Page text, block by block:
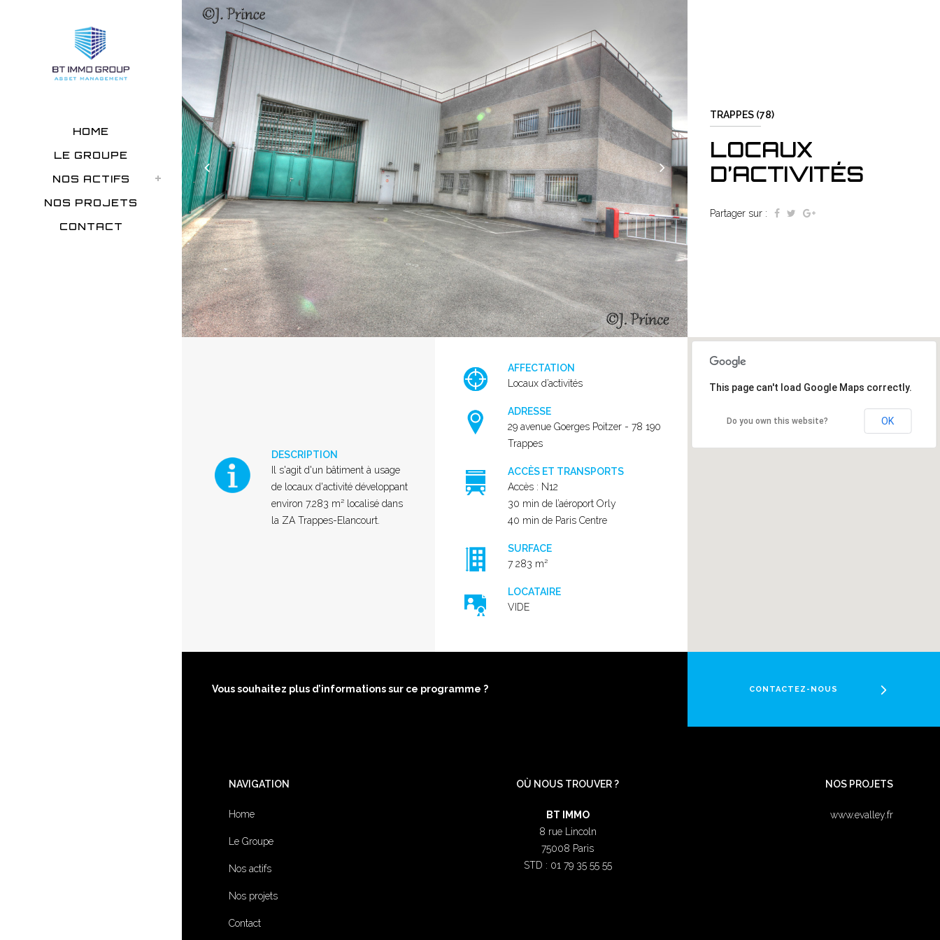
HOME
LE GROUPE
NOS ACTIFS
NOS PROJETS
CONTACT
TRAPPES (78)
LOCAUX
D’ACTIVITÉS
Partager sur :
DESCRIPTION
Il s'agit d'un bâtiment à usage
de locaux d'activité développant
environ 7.283 m² localisé dans
la ZA Trappes-Elancourt.
AFFECTATION
Locaux d’activités
ADRESSE
29 avenue Goerges Poitzer - 78 190
Trappes
ACCÈS ET TRANSPORTS
Accès : N12
30 min de l’aéroport Orly
40 min de Paris Centre
SURFACE
7 283 m²
LOCATAIRE
VIDE
This page can't load Google Maps correctly.
Do you own this website? OK
Vous souhaitez plus d’informations sur ce programme ? CONTACTEZ-NOUS
NAVIGATION
Home
Le Groupe
Nos actifs
Nos projets
Contact
OÙ NOUS TROUVER ?
BT IMMO
8 rue Lincoln
75008 Paris
STD : 01 79 35 55 55
NOS PROJETS
www.evalley.fr